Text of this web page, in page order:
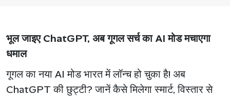
भूल जाइए ChatGPT, अब गूगल सर्च का AI मोड मचाएगा
धमाल
गूगल का नया AI मोड भारत में लॉन्च हो चुका है! अब
ChatGPT की छुट्टी? जानें कैसे मिलेगा स्मार्ट, विस्तार से